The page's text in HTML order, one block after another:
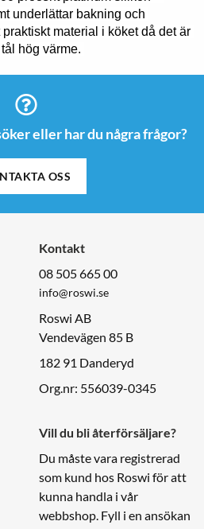
underlättar bakning och
material i köket då det är
hög värme.
eller har du några frågor?
OSS
Kontakt
08 505 665 00
info@roswi.se
Roswi AB
Vendevägen 85 B
182 91 Danderyd
Org.nr: 556039-0345
Vill du bli återförsäljare?
Du måste vara registrerad
som kund hos Roswi för att
kunna handla i vår
webbshop. Fyll i en ansökan